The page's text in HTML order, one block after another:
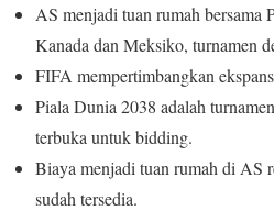
AS menjadi tuan rumah bersama
Kanada dan Meksiko, turnamen
FIFA mempertimbangkan
Piala Dunia 2038 adalah
terbuka untuk bidding.
Biaya menjadi tuan rumah di AS
sudah tersedia.